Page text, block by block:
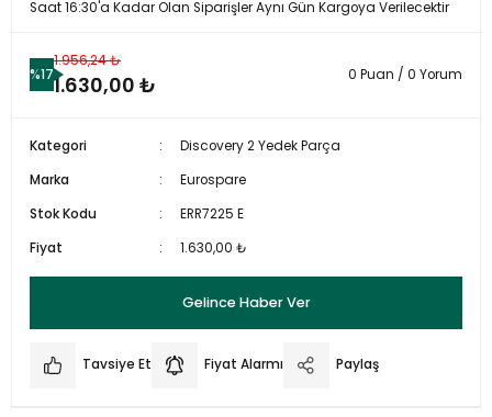
Saat 16:30'a Kadar Olan Siparişler Aynı Gün Kargoya Verilecektir
%17
1.956,24 ₺
1.630,00 ₺ 0 Puan / 0 Yorum
Kategori
Discovery 2 Yedek Parça
Marka
Eurospare
Stok Kodu
ERR7225 E
Fiyat
1.630,00 ₺
Gelince Haber Ver
Tavsiye Et Fiyat Alarmı Paylaş